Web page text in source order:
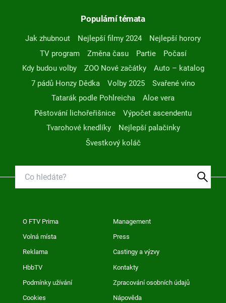
Populární témata
Jak zhubnout Nejlepší filmy 2024
Nejlepší horory
TV program
Změna času Partie
Počasí
Kdy budou volby
ZOO Nové začátky
Auto – katalog
7 pádů Honzy Dědka
Volby 2025
Svařené víno
Tatarák podle Pohlreicha
Aloe vera
Pěstování lichořeřišnice
Výpočet ascendentu
Tvarohové knedlíky
Nejlepší palačinky
Švestkový koláč
O FTV Prima Management
Volná místa Press
Reklama Castingy a výzvy
HbbTV Kontakty
Podmínky užívání Zpracování osobních údajů
Cookies Nápověda